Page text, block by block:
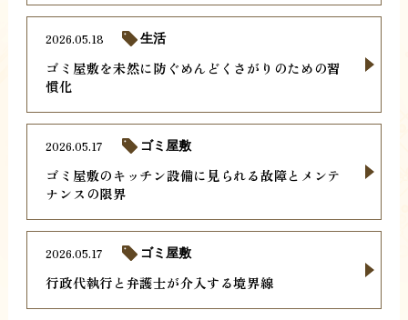
ゴミ屋敷を未然に防ぐめんどくさがりのための習
慣化
2026.05.18 生活
ゴミ屋敷のキッチン設備に見られる故障とメンテ
ナンスの限界
2026.05.17 ゴミ屋敷
行政代執行と弁護士が介入する境界線
2026.05.17 ゴミ屋敷